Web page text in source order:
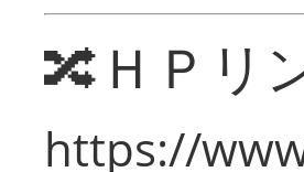
🔀ＨＰリ
https://